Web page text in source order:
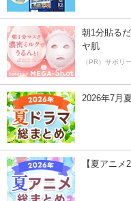
朝1分貼る
ヤ肌
（PR）サボリ
2026年7月
【夏アニ